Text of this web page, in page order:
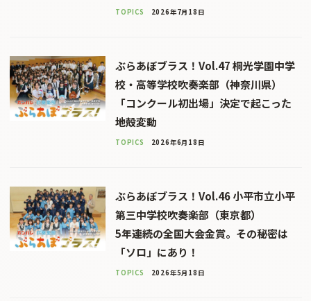
TOPICS 2026年7月18日
ぶらあぼブラス！Vol.47 桐光学園中学
校・高等学校吹奏楽部（神奈川県）
「コンクール初出場」決定で起こった
地殻変動
TOPICS 2026年6月18日
ぶらあぼブラス！Vol.46 小平市立小平
第三中学校吹奏楽部（東京都）
5年連続の全国大会金賞。その秘密は
「ソロ」にあり！
TOPICS 2026年5月18日